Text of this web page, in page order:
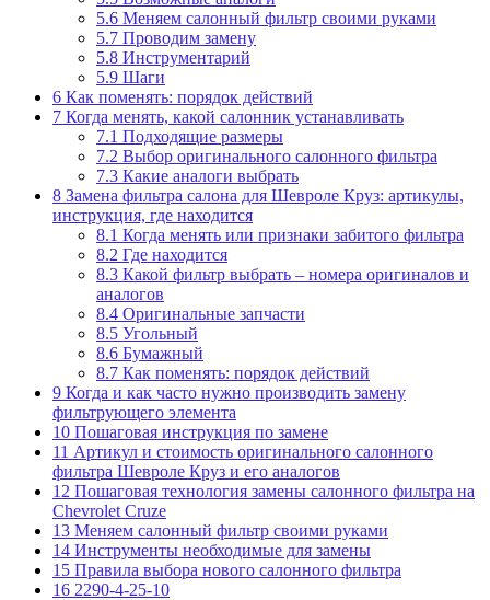
5.6 Меняем салонный фильтр своими руками
5.7 Проводим замену
5.8 Инструментарий
5.9 Шаги
6 Как поменять: порядок действий
7 Когда менять, какой салонник устанавливать
7.1 Подходящие размеры
7.2 Выбор оригинального салонного фильтра
7.3 Какие аналоги выбрать
8 Замена фильтра салона для Шевроле Круз: артикулы,
инструкция, где находится
8.1 Когда менять или признаки забитого фильтра
8.2 Где находится
8.3 Какой фильтр выбрать – номера оригиналов и
аналогов
8.4 Оригинальные запчасти
8.5 Угольный
8.6 Бумажный
8.7 Как поменять: порядок действий
9 Когда и как часто нужно производить замену
фильтрующего элемента
10 Пошаговая инструкция по замене
11 Артикул и стоимость оригинального салонного
фильтра Шевроле Круз и его аналогов
12 Пошаговая технология замены салонного фильтра на
Chevrolet Cruze
13 Меняем салонный фильтр своими руками
14 Инструменты необходимые для замены
15 Правила выбора нового салонного фильтра
16 2290-4-25-10